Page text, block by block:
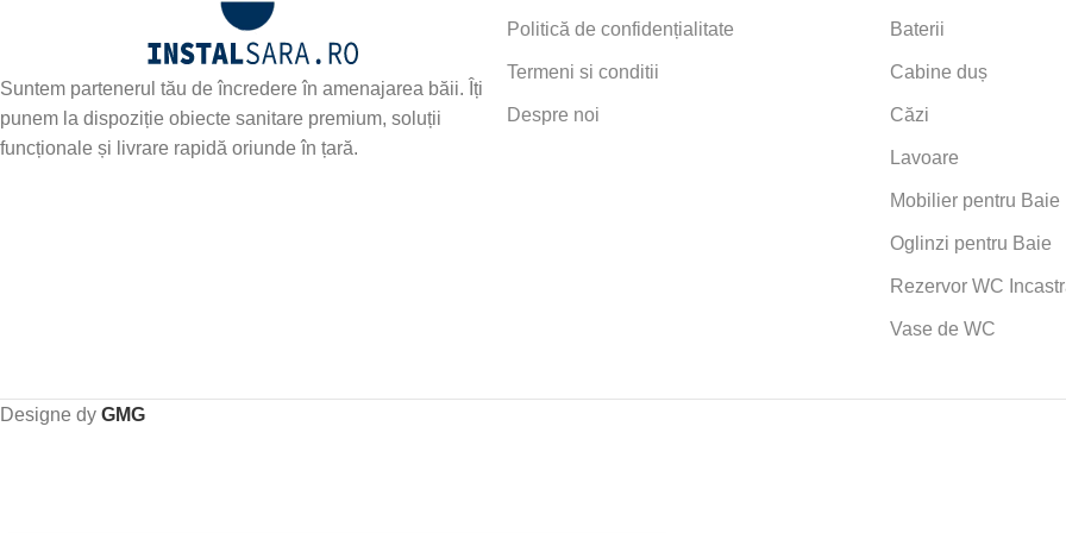
Suntem partenerul tău de încredere în amenajarea băii. Îți
punem la dispoziție obiecte sanitare premium, soluții
funcționale și livrare rapidă oriunde în țară.
Politică de confidențialitate
Termeni si conditii
Despre noi
Baterii
Cabine duș
Căzi
Lavoare
Mobilier pentru Baie
Oglinzi pentru Baie
Rezervor WC
Vase de WC
Designe dy GMG